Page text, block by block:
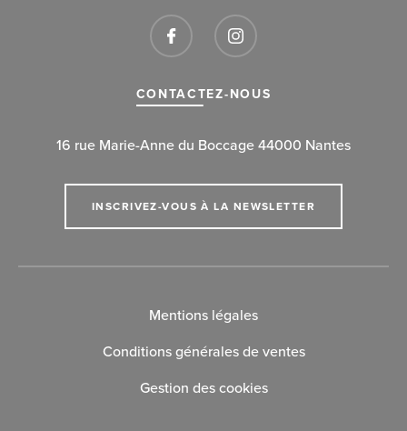
CONTACTEZ-NOUS
16 rue Marie-Anne du Boccage 44000 Nantes
INSCRIVEZ-VOUS À LA NEWSLETTER
Mentions légales
Conditions générales de ventes
Gestion des cookies